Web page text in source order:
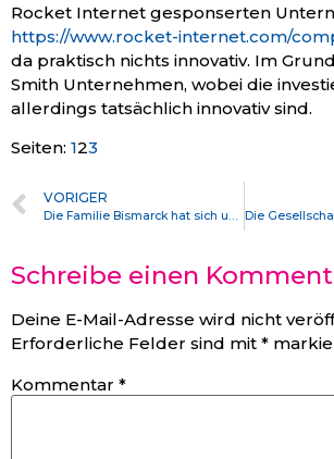
Rocket Internet gesponserten
https://www.rocket-internet.com/
da praktisch nichts innovativ. Im
Smith Unternehmen, wobei die
allerdings tatsächlich innovativ sind.
Seiten: 123
VORIGER
Die Familie Bismarck hat sich unterm Weihnachtsbaum getroffen
Schreibe einen
Deine E-Mail-Adresse wird nicht
Erforderliche Felder sind mit *
Kommentar *